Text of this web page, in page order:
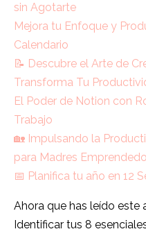
sin Agotarte
Mejora tu Enfoque y
Calendario
📝 Descubre el Arte de
Transforma Tu
El Poder de Notion con
Trabajo
🏡 Impulsando la
para Madres
📅 Planifica tu año en 12
Ahora que has leído este
Identificar tus 8